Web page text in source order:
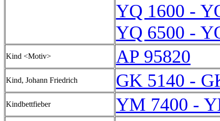
YQ 1600 -
YQ 6500 -
Kind <Motiv> AP 95820
Kind, Johann Friedrich GK 5140 -
Kindbettfieber YM 7400 -